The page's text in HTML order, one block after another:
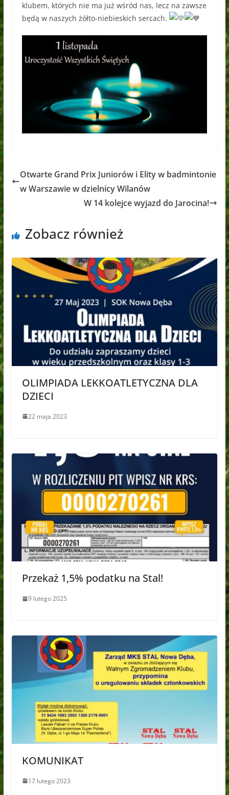
klubem, których nie ma już wśród nas, lecz na zawsze
będą w naszych żółto-niebieskich sercach.
Otwarte Grand Prix Juniorów i Elity w badmintonie
w Warszawie w dzielnicy Wilanów
W 14 kolejce wyjazd do Jarocina!
Zobacz również
OLIMPIADA LEKKOATLETYCZNA DLA
DZIECI
22 maja 2023
Przekaż 1,5% podatku na Stal!
9 lutego 2025
KOMUNIKAT
17 lutego 2023